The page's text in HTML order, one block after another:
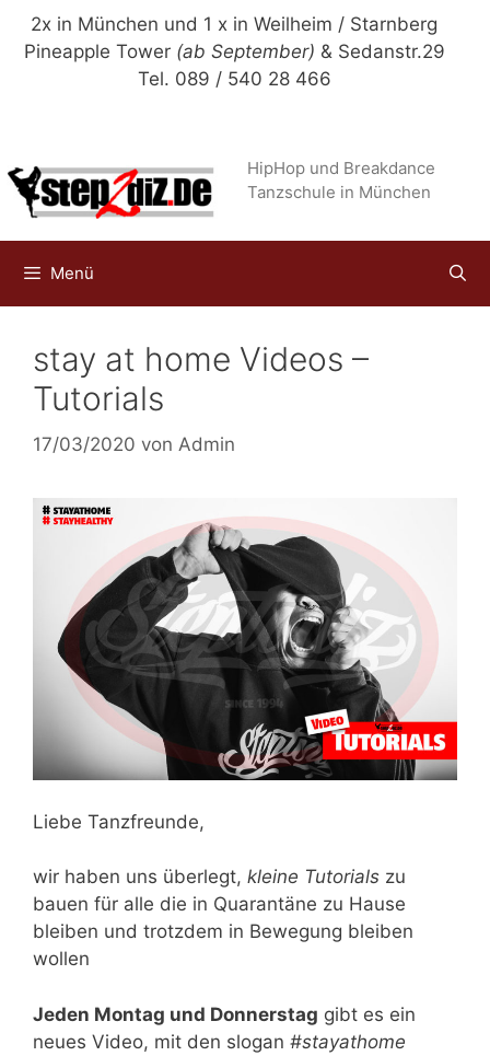
Zum
Inhalt
2x in München und 1 x in Weilheim / Starnberg
Pineapple Tower (ab September) & Sedanstr.29
Tel. 089 / 540 28 466
HipHop und Breakdance
Tanzschule in München
Menü
stay at home Videos –
Tutorials
17/03/2020 von Admin
Liebe Tanzfreunde,
wir haben uns überlegt, kleine Tutorials zu
bauen für alle die in Quarantäne zu Hause
bleiben und trotzdem in Bewegung bleiben
wollen
Jeden Montag und Donnerstag gibt es ein
neues Video, mit den slogan #stayathome